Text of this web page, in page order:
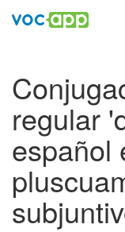
regular
español